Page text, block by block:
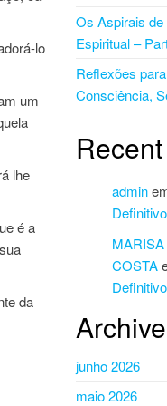
lo
um
lhe
é a
da
Os Aspirais
Espiritual –
Reflexões
Consciência,
admin
Definitivo
MARISA
COSTA
Definitivo
junho 2026
maio 2026